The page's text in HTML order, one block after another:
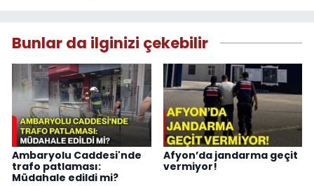
Bunlar da ilginizi çekebilir
Ambaryolu Caddesi'nde
trafo patlaması:
Müdahale edildi mi?
Afyon’da jandarma geçit
vermiyor!